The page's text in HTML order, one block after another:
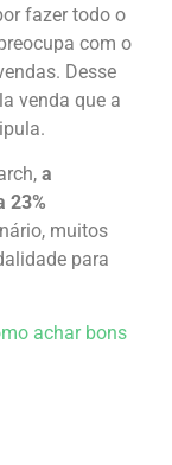
fazer todo o
com o
Desse
venda que a
a
23%
muitos
para
achar bons